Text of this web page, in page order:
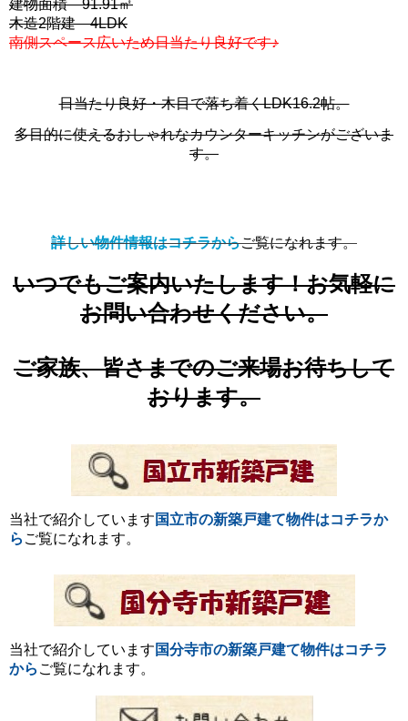
建物面積 91.91㎡
木造2階建 4LDK
南側スペース広いため日当たり良好です♪
日当たり良好・木目で落ち着くLDK16.2帖。
多目的に使えるおしゃれなカウンターキッチンがございま
す。
詳しい物件情報はコチラからご覧になれます。
いつでもご案内いたします！お気軽に
お問い合わせください。
ご家族、皆さまでのご来場お待ちして
おります。
当社で紹介しています 国立市の新築戸建て物件はコチラか
ら ご覧になれます。
当社で紹介しています 国分寺市の新築戸建て物件はコチラ
から ご覧になれます。